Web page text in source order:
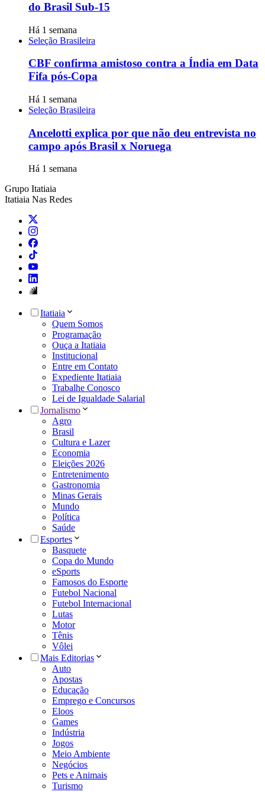
do Brasil Sub-15
Há 1 semana
Seleção Brasileira
CBF confirma amistoso contra a Índia em Data
Fifa pós-Copa
Há 1 semana
Seleção Brasileira
Ancelotti explica por que não deu entrevista no
campo após Brasil x Noruega
Há 1 semana
Grupo Itatiaia
Itatiaia Nas Redes
Itatiaia
Quem Somos
Programação
Ouça a Itatiaia
Institucional
Entre em Contato
Expediente Itatiaia
Trabalhe Conosco
Lei de Igualdade Salarial
Jornalismo
Agro
Brasil
Cultura e Lazer
Economia
Eleições 2026
Entretenimento
Gastronomia
Minas Gerais
Mundo
Política
Saúde
Esportes
Basquete
Copa do Mundo
eSports
Famosos do Esporte
Futebol Nacional
Futebol Internacional
Lutas
Motor
Tênis
Vôlei
Mais Editorias
Auto
Apostas
Educação
Emprego e Concursos
Eloos
Games
Indústria
Jogos
Meio Ambiente
Negócios
Pets e Animais
Turismo